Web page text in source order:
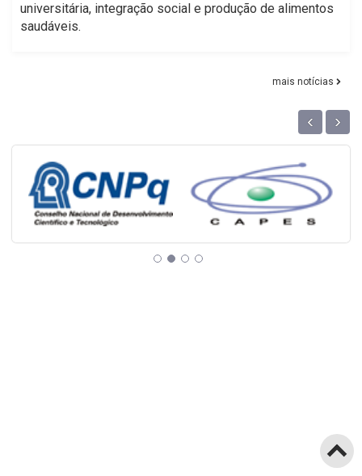
universitária, integração social e produção de alimentos
saudáveis.
mais notícias
‹ ›